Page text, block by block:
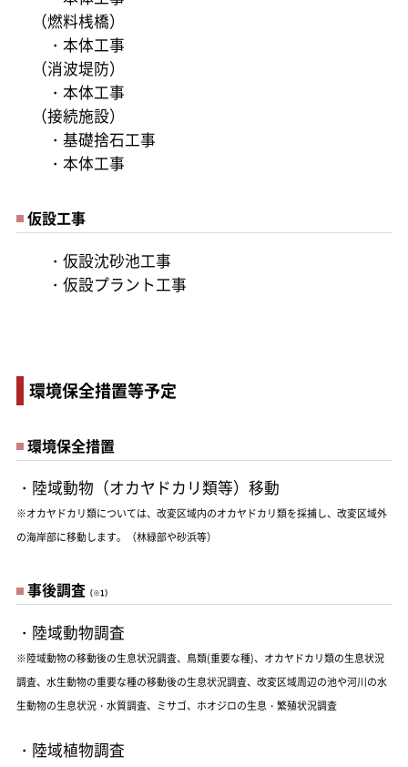
（燃料桟橋）
・本体工事
（消波堤防）
・本体工事
（接続施設）
・基礎捨石工事
・本体工事
仮設工事
・仮設沈砂池工事
・仮設プラント工事
環境保全措置等予定
環境保全措置
・陸域動物（オカヤドカリ類等）移動
※オカヤドカリ類については、改変区域内のオカヤドカリ類を採捕し、改変区域外
の海岸部に移動します。（林緑部や砂浜等）
事後調査 （※1）
・陸域動物調査
※陸域動物の移動後の生息状況調査、鳥類(重要な種)、オカヤドカリ類の生息状況
調査、水生動物の重要な種の移動後の生息状況調査、改変区域周辺の池や河川の水
生動物の生息状況・水質調査、ミサゴ、ホオジロの生息・繁殖状況調査
・陸域植物調査